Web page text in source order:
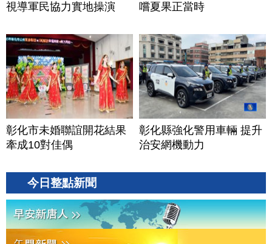
視導軍民協力實地操演
嚐夏果正當時
彰化市未婚聯誼開花結果
牽成10對佳偶
彰化縣強化警用車輛 提升
治安網機動力
今日整點新聞